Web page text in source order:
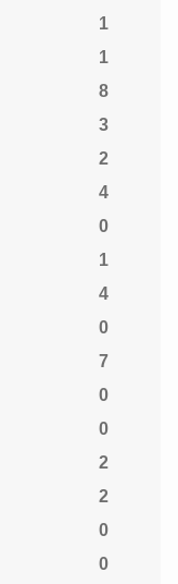
1
1
8
3
2
4
0
1
4
0
7
0
0
2
2
0
0